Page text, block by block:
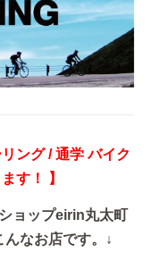
ング / 通学 バイク
す！ 】
ョップeirin丸太町
なお店です。↓